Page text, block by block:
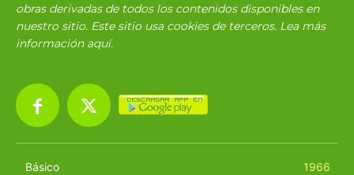
obras derivadas de todos los contenidos disponibles en
nuestro sitio. Este sitio usa cookies de terceros. Lea más
información aquí.
Básico
1966